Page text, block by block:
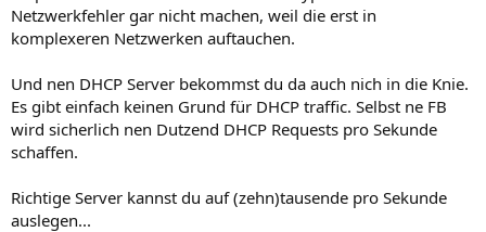
Netzwerkfehler gar nicht machen, weil die erst in
komplexeren Netzwerken auftauchen.
Und nen DHCP Server bekommst du da auch nich in die Knie.
Es gibt einfach keinen Grund für DHCP traffic. Selbst ne FB
wird sicherlich nen Dutzend DHCP Requests pro Sekunde
schaffen.
Richtige Server kannst du auf (zehn)tausende pro Sekunde
auslegen...